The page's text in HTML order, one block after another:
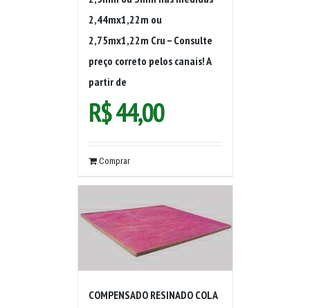
2,44mx1,22m ou
2,75mx1,22m Cru – Consulte
preço correto pelos canais! A
partir de
R$44,00
Comprar
COMPENSADO RESINADO COLA